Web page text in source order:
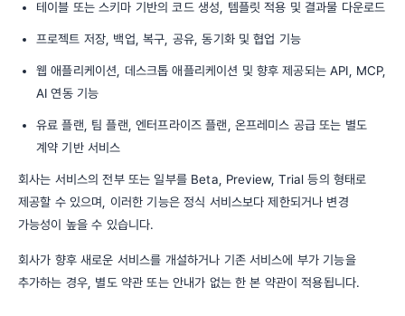
테이블 또는 스키마 기반의 코드 생성, 템플릿 적용 및 결과물 다운로드
프로젝트 저장, 백업, 복구, 공유, 동기화 및 협업 기능
웹 애플리케이션, 데스크톱 애플리케이션 및 향후 제공되는 API, MCP,
AI 연동 기능
유료 플랜, 팀 플랜, 엔터프라이즈 플랜, 온프레미스 공급 또는 별도
계약 기반 서비스
회사는 서비스의 전부 또는 일부를 Beta, Preview, Trial 등의 형태로
제공할 수 있으며, 이러한 기능은 정식 서비스보다 제한되거나 변경
가능성이 높을 수 있습니다.
회사가 향후 새로운 서비스를 개설하거나 기존 서비스에 부가 기능을
추가하는 경우, 별도 약관 또는 안내가 없는 한 본 약관이 적용됩니다.